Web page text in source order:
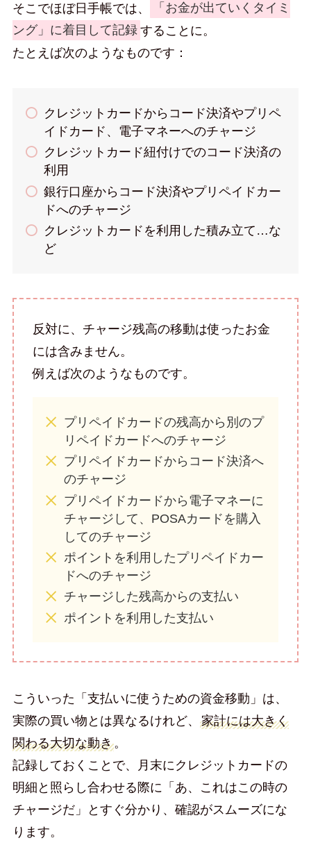
そこでほぼ日手帳では、
「お金が出ていくタイミ
ング」に着目して記録 することに。
たとえば次のようなものです：
クレジットカードからコード決済やプリペ
イドカード、電子マネーへのチャージ
クレジットカード紐付けでのコード決済の
利用
銀行口座からコード決済やプリペイドカー
ドへのチャージ
クレジットカードを利用した積み立て…な
ど
反対に、チャージ残高の移動は使ったお金
には含みません。
例えば次のようなものです。
プリペイドカードの残高から別のプ
リペイドカードへのチャージ
プリペイドカードからコード決済へ
のチャージ
プリペイドカードから電子マネーに
チャージして、POSAカードを購入
してのチャージ
ポイントを利用したプリペイドカー
ドへのチャージ
チャージした残高からの支払い
ポイントを利用した支払い
こういった「支払いに使うための資金移動」は、
実際の買い物とは異なるけれど、 家計には大きく
関わる大切な動き。
記録しておくことで、月末にクレジットカードの
明細と照らし合わせる際に「あ、これはこの時の
チャージだ」とすぐ分かり、確認がスムーズにな
ります。